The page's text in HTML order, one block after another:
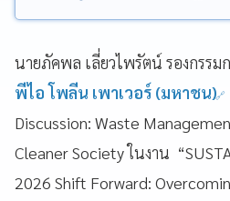
นายภัคพล เลี่ยวไพรัตน์ รองกรร
พีไอ โพลีน เพาเวอร์ (มหาชน)
Discussion: Waste
Cleaner Society ในงาน
2026 Shift Forward: